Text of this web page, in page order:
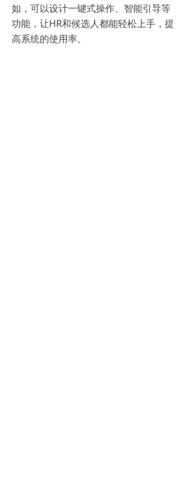
如，可以设计一键式操作、智能引导等
功能，让HR和候选人都能轻松上手，提
高系统的使用率。